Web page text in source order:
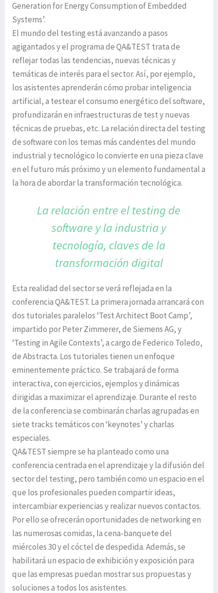
Generation for Energy Consumption of Embedded
Systems’.
El mundo del testing está avanzando a pasos
agigantados y el programa de QA&TEST trata de
reflejar todas las tendencias, nuevas técnicas y
temáticas de interés para el sector. Así, por ejemplo,
los asistentes aprenderán cómo probar inteligencia
artificial, a testear el consumo energético del software,
profundizarán en infraestructuras de test y nuevas
técnicas de pruebas, etc. La relación directa del testing
de software con los temas más candentes del mundo
industrial y tecnológico lo convierte en una pieza clave
en el futuro más próximo y un elemento fundamental a
la hora de abordar la transformación tecnológica.
La relación entre el testing de
software y la industria y
tecnología, claves de la
transformación digital
Esta realidad del sector se verá reflejada en la
conferencia QA&TEST. La primera jornada arrancará con
dos tutoriales paralelos ‘Test Architect Boot Camp’,
impartido por Peter Zimmerer, de Siemens AG, y
‘Testing in Agile Contexts’, a cargo de Federico Toledo,
de Abstracta. Los tutoriales tienen un enfoque
eminentemente práctico. Se trabajará de forma
interactiva, con ejercicios, ejemplos y dinámicas
dirigidas a maximizar el aprendizaje. Durante el resto
de la conferencia se combinarán charlas agrupadas en
siete tracks temáticos con ‘keynotes’ y charlas
especiales.
QA&TEST siempre se ha planteado como una
conferencia centrada en el aprendizaje y la difusión del
sector del testing, pero también como un espacio en el
que los profesionales pueden compartir ideas,
intercambiar experiencias y realizar nuevos contactos.
Por ello se ofrecerán oportunidades de networking en
las numerosas comidas, la cena-banquete del
miércoles 30 y el cóctel de despedida. Además, se
habilitará un espacio de exhibición y exposición para
que las empresas puedan mostrar sus propuestas y
soluciones a todos los asistentes.